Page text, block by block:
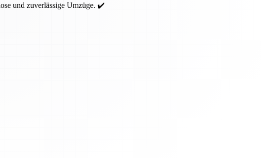
und zuverlässige Umzüge. ✔️